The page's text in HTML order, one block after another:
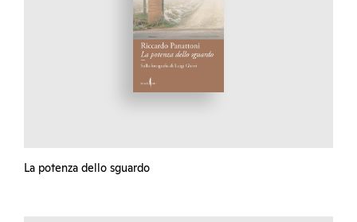
La potenza dello sguardo